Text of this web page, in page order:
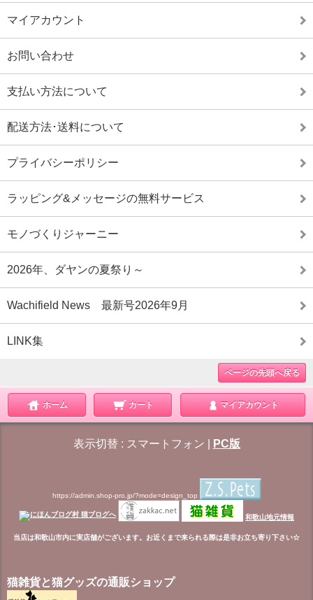
マイアカウント
お問い合わせ
支払い方法について
配送方法･送料について
プライバシーポリシー
ラッピング&メッセージの無料サービス
モノづくりジャーニー
2026年、ダヤンの夏祭り～
Wachifield News 最新号2026年9月
LINK集
ページの先頭へ戻る
ホーム カート マイアカウント
表示切替 : スマートフォン PC版
https://admin.shop-pro.jp/?mode=design_top
和歌山地元情報
当店は和歌山市内に実店舗がございます。お近くまで来られる際は是非お立ち寄り下さい☆
猫雑貨と猫グッズの通販ショップ